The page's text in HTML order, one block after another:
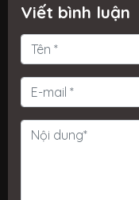
Viết bình luận